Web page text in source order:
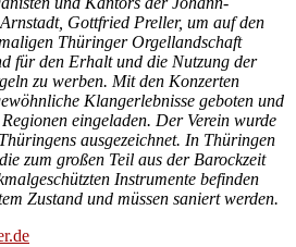
Gottfried Preller, um auf den
Thüringer Orgellandschaft
für den Erhalt und die Nutzung der
zu werben. Mit den Konzerten
Klangerlebnisse geboten und
eingeladen. Der Verein wurde
ausgezeichnet. In Thüringen
zum großen Teil aus der Barockzeit
Instrumente befinden
Zustand und müssen saniert werden.